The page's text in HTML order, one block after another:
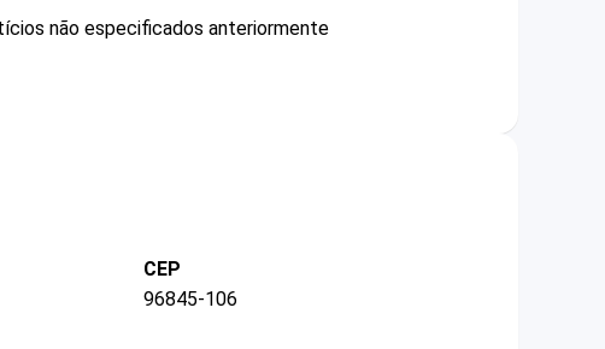
não especificados anteriormente
CEP
96845-106